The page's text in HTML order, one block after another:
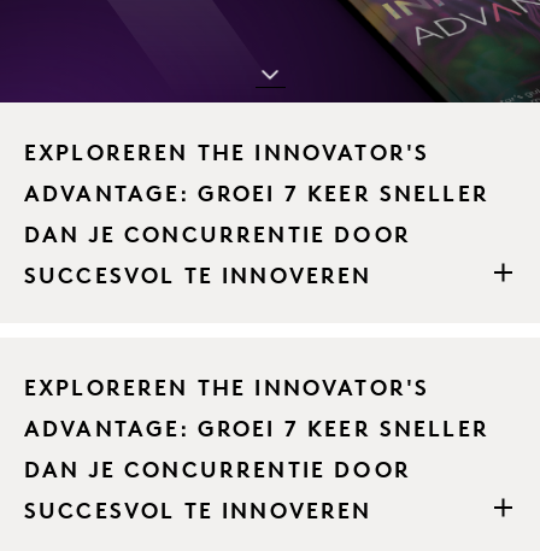
EXPLOREREN THE INNOVATOR'S
ADVANTAGE: GROEI 7 KEER SNELLER
DAN JE CONCURRENTIE DOOR
SUCCESVOL TE INNOVEREN
EXPLOREREN THE INNOVATOR'S
ADVANTAGE: GROEI 7 KEER SNELLER
DAN JE CONCURRENTIE DOOR
SUCCESVOL TE INNOVEREN